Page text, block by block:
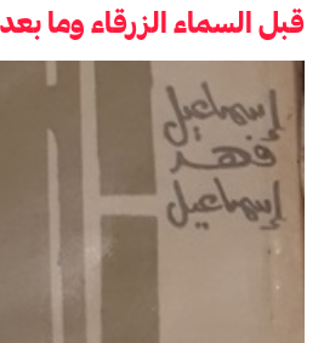
قبل السماء الزرقاء وما بعد